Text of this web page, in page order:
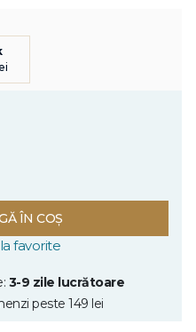
ÎN COȘ
favorite
3-9 zile lucrătoare
peste 149 lei